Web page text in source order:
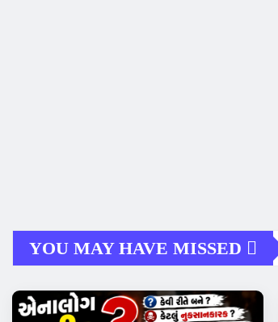
YOU MAY HAVE MISSED